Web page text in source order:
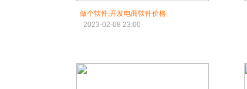
做个软件,开发电商软件价格
2023-02-08 23:00